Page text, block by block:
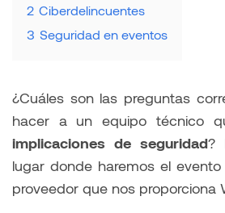
2 Ciberdelincuentes
3 Seguridad en eventos
¿Cuáles son las preguntas
hacer a un equipo técnico
implicaciones de seguridad?
lugar donde haremos el
proveedor que nos proporciona